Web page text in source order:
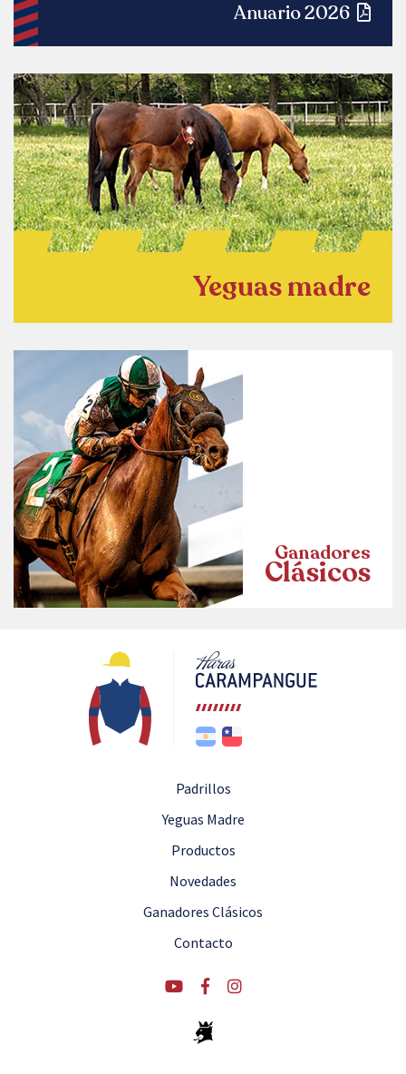
Anuario 2026
Yeguas madre
Ganadores
Clásicos
Padrillos
Yeguas Madre
Productos
Novedades
Ganadores Clásicos
Contacto